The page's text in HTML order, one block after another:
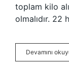
toplam kilo
olmalıdır.
Devamını